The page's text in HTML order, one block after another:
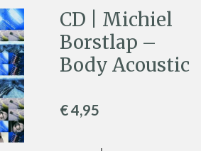
CD | Michiel
Borstlap –
Body Acoustic
€ 4,95